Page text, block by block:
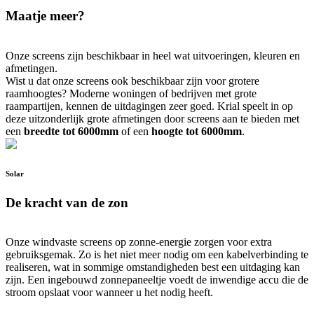
Maatje meer?
Onze screens zijn beschikbaar in heel wat uitvoeringen, kleuren en
afmetingen.
Wist u dat onze screens ook beschikbaar zijn voor grotere
raamhoogtes? Moderne woningen of bedrijven met grote
raampartijen, kennen de uitdagingen zeer goed. Krial speelt in op
deze uitzonderlijk grote afmetingen door screens aan te bieden met
een breedte tot 6000mm of een hoogte tot 6000mm.
Solar
De kracht van de zon
Onze windvaste screens op zonne-energie zorgen voor extra
gebruiksgemak. Zo is het niet meer nodig om een kabelverbinding te
realiseren, wat in sommige omstandigheden best een uitdaging kan
zijn. Een ingebouwd zonnepaneeltje voedt de inwendige accu die de
stroom opslaat voor wanneer u het nodig heeft.